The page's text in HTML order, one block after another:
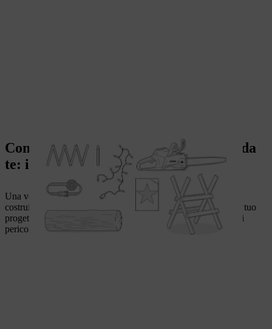
Come costruire una stella in legno fai da
te: istruzioni
Una volta che tutti i preparativi sono stati fatti, puoi iniziare a
costruire la tua stella in legno. Proteggi il tuo ambiente e dai al tuo
progetto abbastanza spazio per evitare rischi di inciampo e altri
pericoli.